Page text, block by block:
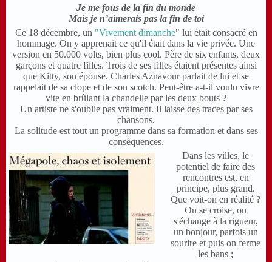
Je me fous de la fin du monde
Mais je n’aimerais pas la fin de toi
Ce 18 décembre, un "Vivement dimanche" lui était consacré en
hommage. On y apprenait ce qu'il était dans la vie privée. Une
version en 50.000 volts, bien plus cool. Père de six enfants, deux
garçons et quatre filles. Trois de ses filles étaient présentes ainsi
que Kitty, son épouse. Charles Aznavour parlait de lui et se
rappelait de sa clope et de son scotch. Peut-être a-t-il voulu vivre
vite en brûlant la chandelle par les deux bouts ?
Un artiste ne s'oublie pas vraiment. Il laisse des traces par ses
chansons.
La solitude est tout un programme dans sa formation et dans ses
conséquences.
Dans les villes, le
potentiel de faire des
rencontres est, en
principe, plus grand.
Que voit-on en réalité ?
On se croise, on
s'échange à la rigueur,
un bonjour, parfois un
sourire et puis on ferme
les bans ;